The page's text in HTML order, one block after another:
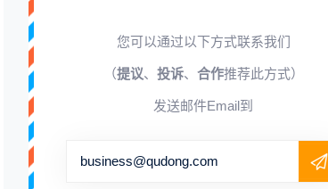
您可以通过以下方式联系我们
（提议、 投诉、 合作推荐此方式）
发送邮件Email到
business@qudong.com